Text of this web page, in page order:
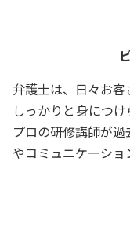
弁護士は、日々お
しっかりと身につけ
プロの研修講師が
やコミュニケーショ